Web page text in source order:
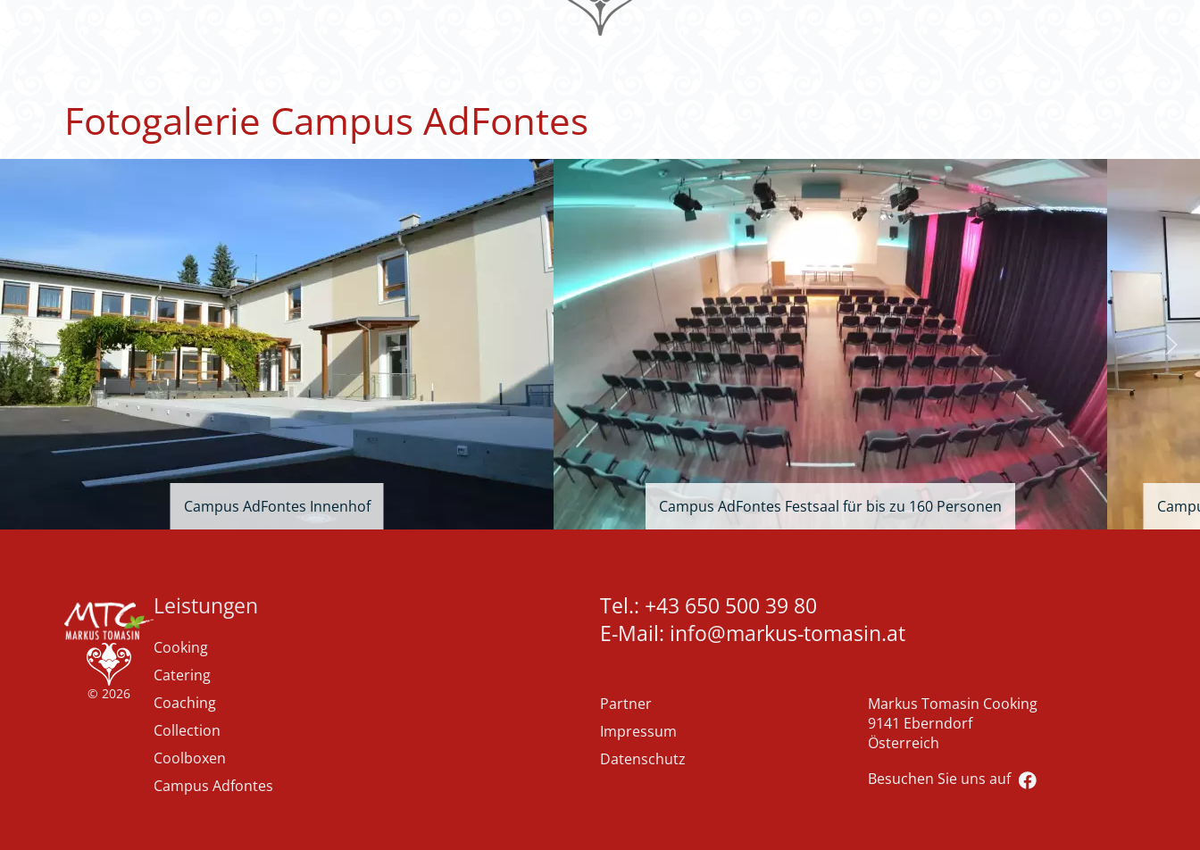
Fotogalerie Campus AdFontes
Campus AdFontes Innenhof Campus AdFontes Festsaal für bis zu 160 Personen
© 2026
Leistungen
Cooking
Catering
Coaching
Collection
Coolboxen
Campus Adfontes
Tel.: +43 650 500 39 80
E-Mail: info@markus-tomasin.at
Partner
Impressum
Datenschutz
Markus Tomasin Cooking
9141 Eberndorf
Österreich
Besuchen Sie uns auf